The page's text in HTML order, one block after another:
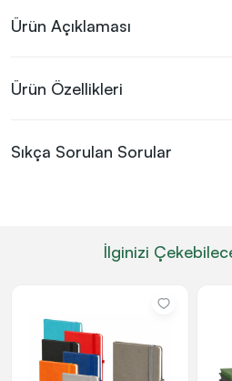
Ürün Açıklaması
Ürün Özellikleri
Sıkça Sorulan Sorular
İlginizi